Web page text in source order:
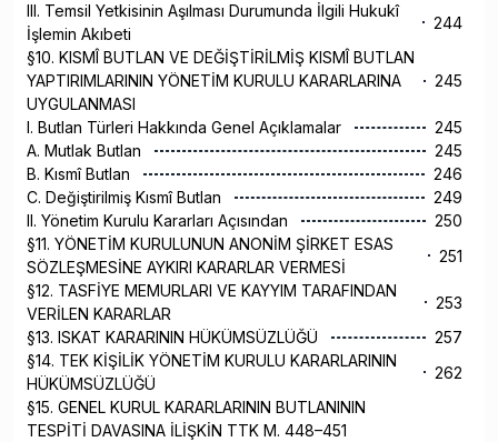
III. Temsil Yetkisinin Aşılması Durumunda İlgili Hukukî
İşlemin Akıbeti
244
§10. KISMÎ BUTLAN VE DEĞİŞTİRİLMİŞ KISMÎ BUTLAN
YAPTIRIMLARININ YÖNETİM KURULU KARARLARINA
UYGULANMASI
245
I. Butlan Türleri Hakkında Genel Açıklamalar
245
A. Mutlak Butlan
245
B. Kısmî Butlan
246
C. Değiştirilmiş Kısmî Butlan
249
II. Yönetim Kurulu Kararları Açısından
250
§11. YÖNETİM KURULUNUN ANONİM ŞİRKET ESAS
SÖZLEŞMESİNE AYKIRI KARARLAR VERMESİ
251
§12. TASFİYE MEMURLARI VE KAYYIM TARAFINDAN
VERİLEN KARARLAR
253
§13. ISKAT KARARININ HÜKÜMSÜZLÜĞÜ
257
§14. TEK KİŞİLİK YÖNETİM KURULU KARARLARININ
HÜKÜMSÜZLÜĞÜ
262
§15. GENEL KURUL KARARLARININ BUTLANININ
TESPİTİ DAVASINA İLİŞKİN TTK M. 448–451